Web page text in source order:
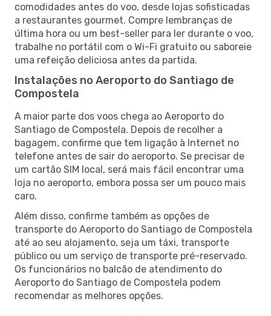
comodidades antes do voo, desde lojas sofisticadas
a restaurantes gourmet. Compre lembranças de
última hora ou um best-seller para ler durante o voo,
trabalhe no portátil com o Wi-Fi gratuito ou saboreie
uma refeição deliciosa antes da partida.
Instalações no Aeroporto do Santiago de
Compostela
A maior parte dos voos chega ao Aeroporto do
Santiago de Compostela. Depois de recolher a
bagagem, confirme que tem ligação à Internet no
telefone antes de sair do aeroporto. Se precisar de
um cartão SIM local, será mais fácil encontrar uma
loja no aeroporto, embora possa ser um pouco mais
caro.
Além disso, confirme também as opções de
transporte do Aeroporto do Santiago de Compostela
até ao seu alojamento, seja um táxi, transporte
público ou um serviço de transporte pré-reservado.
Os funcionários no balcão de atendimento do
Aeroporto do Santiago de Compostela podem
recomendar as melhores opções.